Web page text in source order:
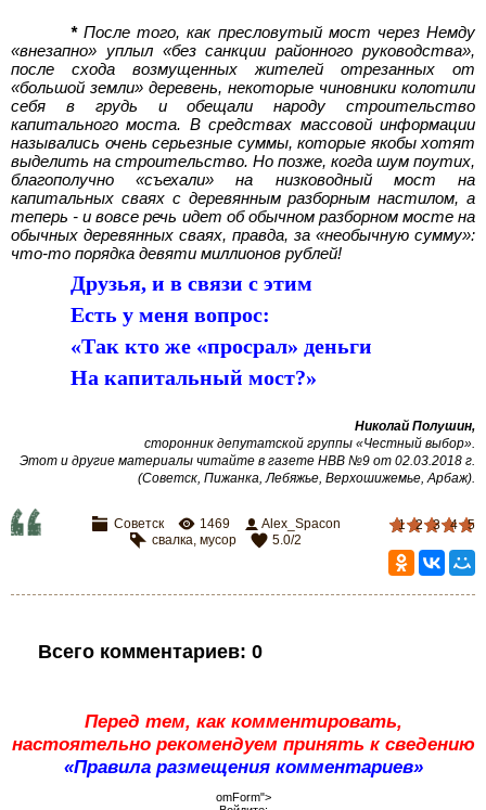
* После того, как пресловутый мост через Немду
«внезапно» уплыл «без санкции районного руководства»,
после схода возмущенных жителей отрезанных от
«большой земли» деревень, некоторые чиновники колотили
себя в грудь и обещали народу строительство
капитального моста. В средствах массовой информации
назывались очень серьезные суммы, которые якобы хотят
выделить на строительство. Но позже, когда шум поутих,
благополучно «съехали» на низководный мост на
капитальных сваях с деревянным разборным настилом, а
теперь - и вовсе речь идет об обычном разборном мосте на
обычных деревянных сваях, правда, за «необычную сумму»:
что-то порядка девяти миллионов рублей!
Друзья, и в связи с этим
Есть у меня вопрос:
«Так кто же «просрал» деньги
На капитальный мост?»
Николай Полушин,
сторонник депутатской группы «Честный выбор».
Этот и другие материалы читайте в газете НВВ №9 от 02.03.2018 г.
(Советск, Пижанка, Лебяжье, Верхошижемье, Арбаж).
1 2 3 4 5
Советск 1469
Alex_Spacon
свалка, мусор 5.0/2
Всего комментариев: 0
Перед тем, как комментировать,
настоятельно рекомендуем принять к сведению
«Правила размещения комментариев»
omForm">